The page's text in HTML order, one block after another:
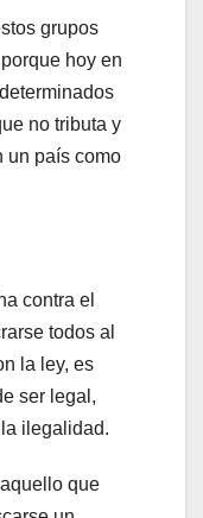
grupos
hoy en
no tributa y
un país como
contra el
todos al
la ley, es
ser legal,
ilegalidad.
que